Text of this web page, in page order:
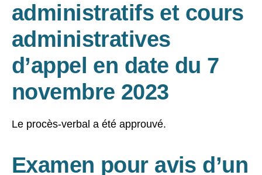
administratifs et cours
administratives
d’appel en date du 7
novembre 2023
Le procès-verbal a été approuvé.
Examen pour avis d’un